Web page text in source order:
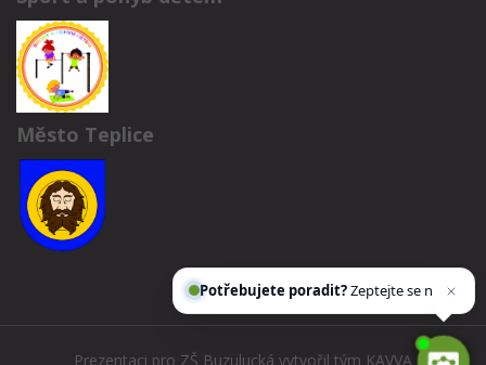
Město Teplice
Prezentaci pro ZŠ Buzulucká vytvořil tým KAVVA
Potřebujete poradit?Zeptejte se našeho